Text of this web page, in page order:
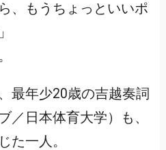
、もうちょっといいポ
最年少20歳の吉越奏詞
／日本体育大学）も、
た一人。